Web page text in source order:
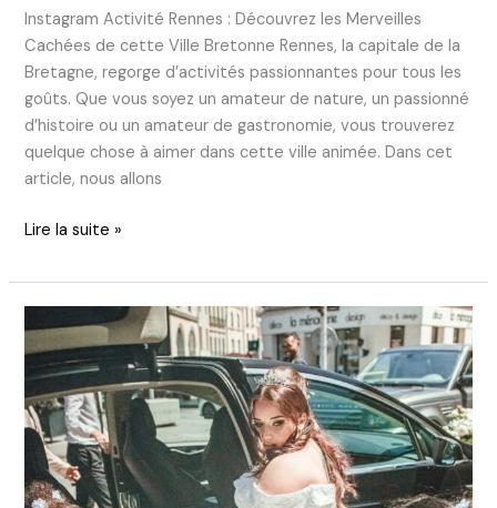
Instagram Activité Rennes : Découvrez les Merveilles
Cachées de cette Ville Bretonne Rennes, la capitale de la
Bretagne, regorge d’activités passionnantes pour tous les
goûts. Que vous soyez un amateur de nature, un passionné
d’histoire ou un amateur de gastronomie, vous trouverez
quelque chose à aimer dans cette ville animée. Dans cet
article, nous allons
Lire la suite »
vidéaste
rennais